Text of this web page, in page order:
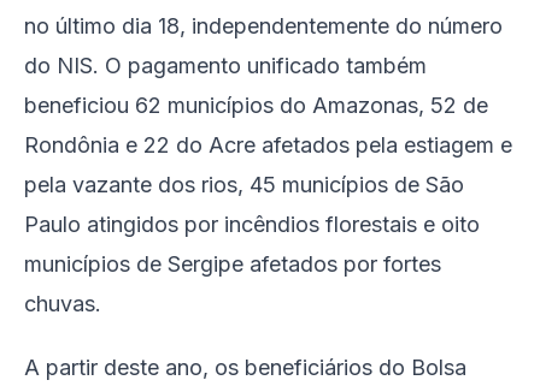
no último dia 18, independentemente do número
do NIS. O pagamento unificado também
beneficiou 62 municípios do Amazonas, 52 de
Rondônia e 22 do Acre afetados pela estiagem e
pela vazante dos rios, 45 municípios de São
Paulo atingidos por incêndios florestais e oito
municípios de Sergipe afetados por fortes
chuvas.
A partir deste ano, os beneficiários do Bolsa